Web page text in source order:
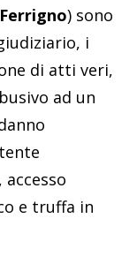
) sono
i
di atti veri,
ad un
e truffa in